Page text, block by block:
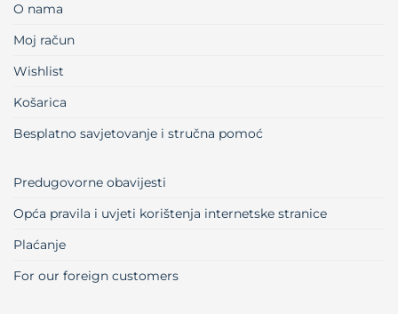
O nama
Moj račun
Wishlist
Košarica
Besplatno savjetovanje i stručna pomoć
Predugovorne obavijesti
Opća pravila i uvjeti korištenja internetske stranice
Plaćanje
For our foreign customers